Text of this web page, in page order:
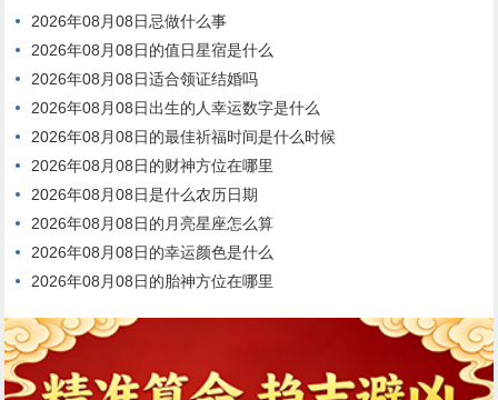
2026年08月08日忌做什么事
2026年08月08日的值日星宿是什么
2026年08月08日适合领证结婚吗
2026年08月08日出生的人幸运数字是什么
2026年08月08日的最佳祈福时间是什么时候
2026年08月08日的财神方位在哪里
2026年08月08日是什么农历日期
2026年08月08日的月亮星座怎么算
2026年08月08日的幸运颜色是什么
2026年08月08日的胎神方位在哪里